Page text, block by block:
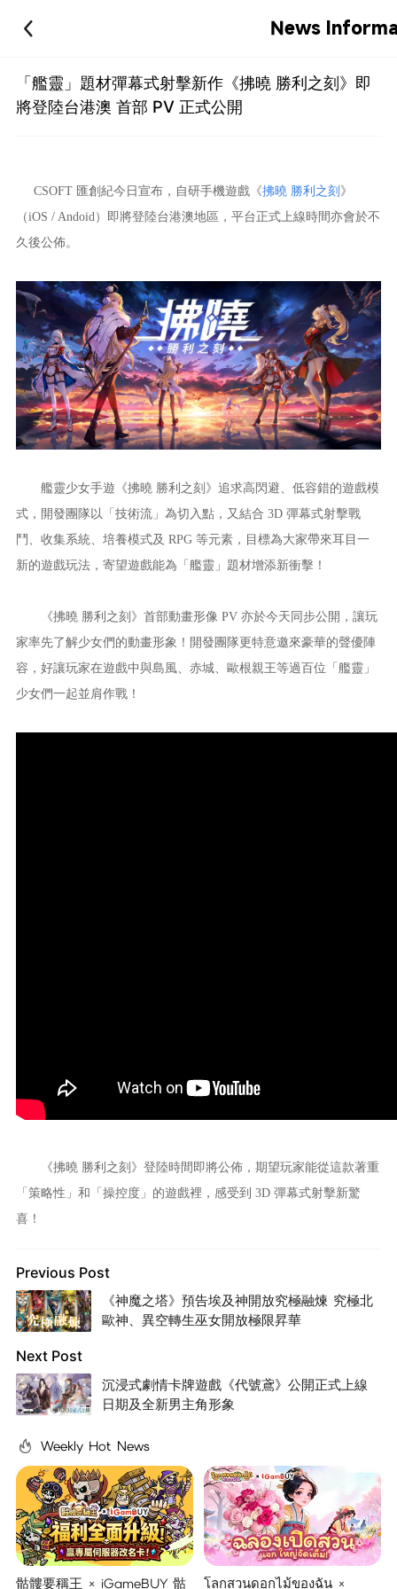
News
「艦靈」題材彈幕式射擊新作《拂曉 勝利之刻》即
將登陸台港澳 首部 PV 正式公開
CSOFT 匯創紀今日宣布，自研手機遊戲《拂曉 勝利之刻 》
（iOS / Andoid）即將登陸台港澳地區，平台正式上線時間亦會於不
久後公佈。
艦靈少女手遊《拂曉 勝利之刻 》追求高閃避、低容錯的遊戲模
式，開發團隊以「技術流」為切入點，又結合 3D 彈幕式射擊戰
鬥、收集系統、培養模式及 RPG 等元素，目標為大家帶來耳目一
新的遊戲玩法，寄望遊戲能為「艦靈」題材增添新衝擊！
《拂曉 勝利之刻 》首部動畫形像 PV 亦於今天同步公開，讓玩
家率先了解少女們的動畫形象！開發團隊更特意邀來豪華的聲優陣
容，好讓玩家在遊戲中與島風、赤城、歐根親王等過百位「艦靈」
少女們一起並肩作戰！
《拂曉 勝利之刻 》登陸時間即將公佈，期望玩家能從這款著重
「策略性」和「操控度」的遊戲裡，感受到 3D 彈幕式射擊新驚
喜！
Previous Post
《神魔之塔》預告埃及神開放究極融煉 究極北
歐神、異空轉生巫女開放極限昇華
Next Post
沉浸式劇情卡牌遊戲《代號鳶》公開正式上線
日期及全新男主角形象
Weekly Hot News
骷髏要稱王 × iGameBUY 骷 โลกสวนดอกไม้ของฉัน ×